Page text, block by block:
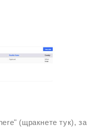
(щракнете тук), за